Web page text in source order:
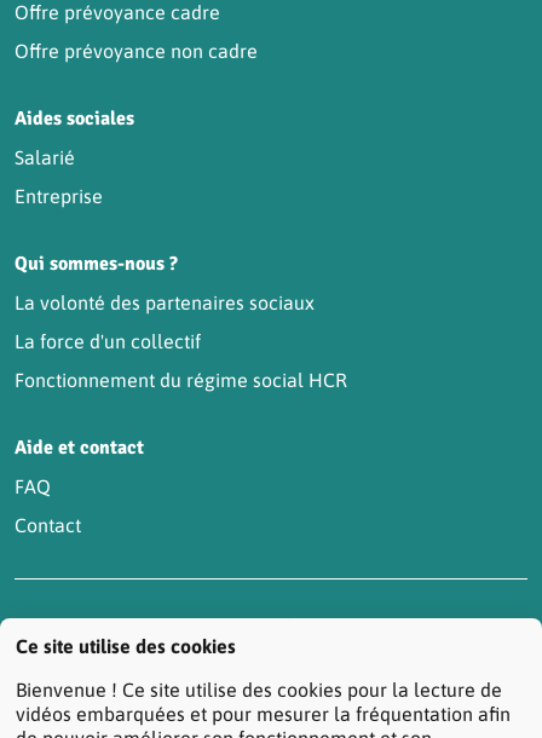
Ce site utilise des cookies
Bienvenue ! Ce site utilise des cookies pour la lecture de
vidéos embarquées et pour mesurer la fréquentation afin
Offre prévoyance cadre
Offre prévoyance non cadre
Aides sociales
Salarié
Entreprise
Qui sommes-nous ?
La volonté des partenaires sociaux
La force d'un collectif
Fonctionnement du régime social HCR
Aide et contact
FAQ
Contact
Protection des données personnelles